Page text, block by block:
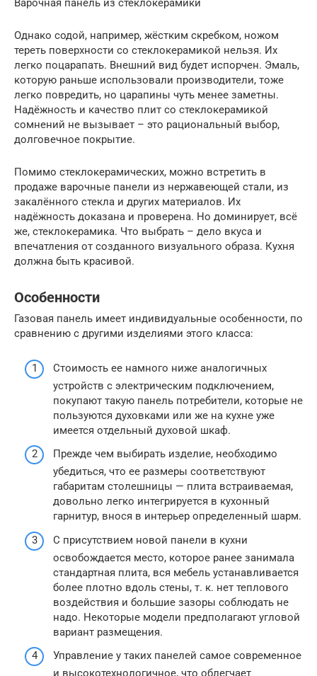
Варочная панель из стеклокерамики
Однако содой, например, жёстким скребком, ножом
тереть поверхности со стеклокерамикой нельзя. Их
легко поцарапать. Внешний вид будет испорчен. Эмаль,
которую раньше использовали производители, тоже
легко повредить, но царапины чуть менее заметны.
Надёжность и качество плит со стеклокерамикой
сомнений не вызывает – это рациональный выбор,
долговечное покрытие.
Помимо стеклокерамических, можно встретить в
продаже варочные панели из нержавеющей стали, из
закалённого стекла и других материалов. Их
надёжность доказана и проверена. Но доминирует, всё
же, стеклокерамика. Что выбрать – дело вкуса и
впечатления от созданного визуального образа. Кухня
должна быть красивой.
Особенности
Газовая панель имеет индивидуальные особенности, по
сравнению с другими изделиями этого класса:
Стоимость ее намного ниже аналогичных
устройств с электрическим подключением,
покупают такую панель потребители, которые не
пользуются духовками или же на кухне уже
имеется отдельный духовой шкаф.
Прежде чем выбирать изделие, необходимо
убедиться, что ее размеры соответствуют
габаритам столешницы — плита встраиваемая,
довольно легко интегрируется в кухонный
гарнитур, внося в интерьер определенный шарм.
С присутствием новой панели в кухни
освобождается место, которое ранее занимала
стандартная плита, вся мебель устанавливается
более плотно вдоль стены, т. к. нет теплового
воздействия и большие зазоры соблюдать не
надо. Некоторые модели предполагают угловой
вариант размещения.
Управление у таких панелей самое современное
и высокотехнологичное, что облегчает